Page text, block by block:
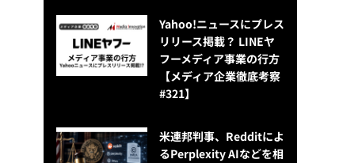
Yahoo!ニュースにプレス
リリース掲載？ LINEヤ
フーメディア事業の行方
【メディア企業徹底考察
#321】
米連邦判事、Redditによ
るPerplexity AIなどを相